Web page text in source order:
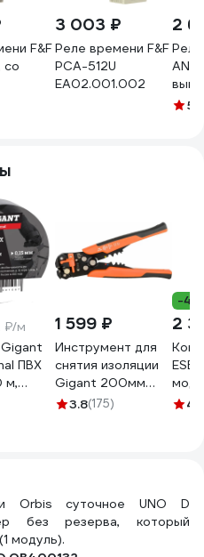
F&F
со
10
3 003 ₽
Реле времени F&F
PCA-512U
EA02.001.002
2
B15
₽/м
ПВХ
м,
0-3
1 599 ₽
Инструмент для
снятия изоляции
Gigant 200мм
GEP 01
3.8(175)
-
2
АС-
4.1
Orbis суточное UNO D
без резерва, который
модуль).